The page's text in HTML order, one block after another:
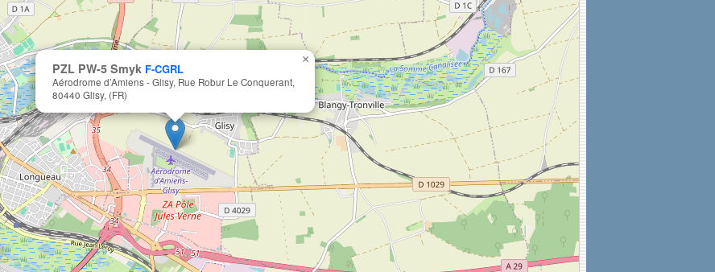
PZL PW-5 Smyk F-CGRL
Aérodrome d’Amiens - Glisy, Rue Robur Le Conquerant,
80440 Glisy, (FR)
×